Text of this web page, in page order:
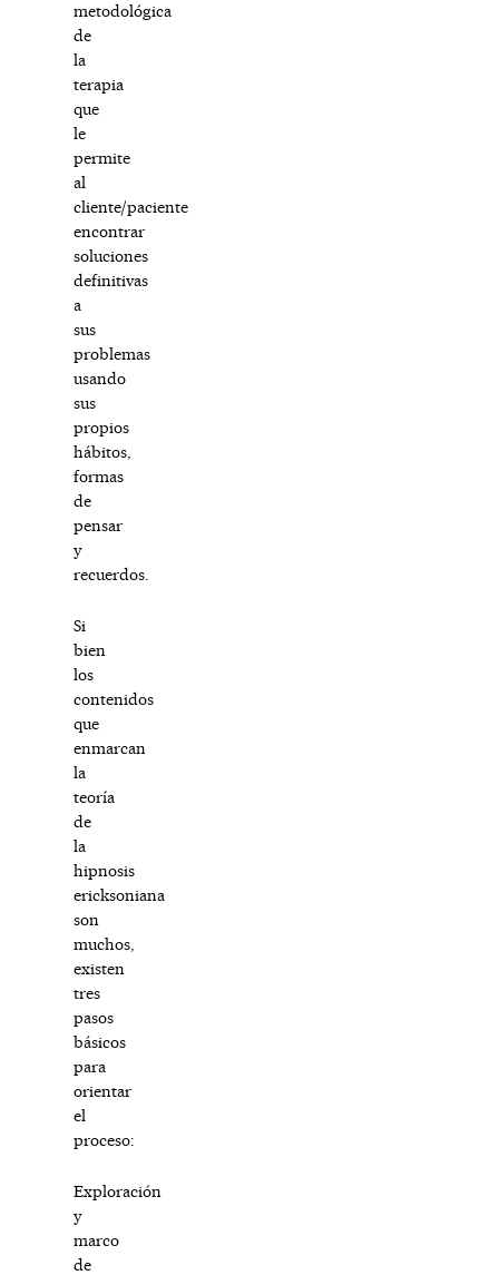
metodológica
de
la
terapia
que
le
permite
al
cliente/paciente
encontrar
soluciones
definitivas
a
sus
problemas
usando
sus
propios
hábitos,
formas
de
pensar
y
recuerdos.
Si
bien
los
contenidos
que
enmarcan
la
teoría
de
la
hipnosis
ericksoniana
son
muchos,
existen
tres
pasos
básicos
para
orientar
el
proceso:
Exploración
y
marco
de